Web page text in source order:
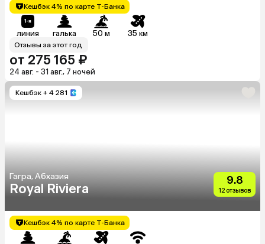
Кешбэк 4% по карте Т-Банка
линия галька 50 м 35 км
Отзывы за этот год
от 275 165 ₽
24 авг. - 31 авг., 7 ночей
Кешбэк + 4 281
Гагра, Абхазия
Royal Riviera
9.8
12 отзывов
Кешбэк 4% по карте Т-Банка